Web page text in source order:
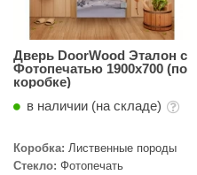
Дверь DoorWood Эталон с
Фотопечатью 1900х700 (по
коробке)
в наличии (на складе)
Коробка: Лиственные породы
Стекло: Фотопечать